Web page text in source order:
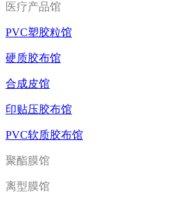
医疗产品馆
PVC塑胶粒馆
硬质胶布馆
合成皮馆
印贴压胶布馆
PVC软质胶布馆
聚酯膜馆
离型膜馆